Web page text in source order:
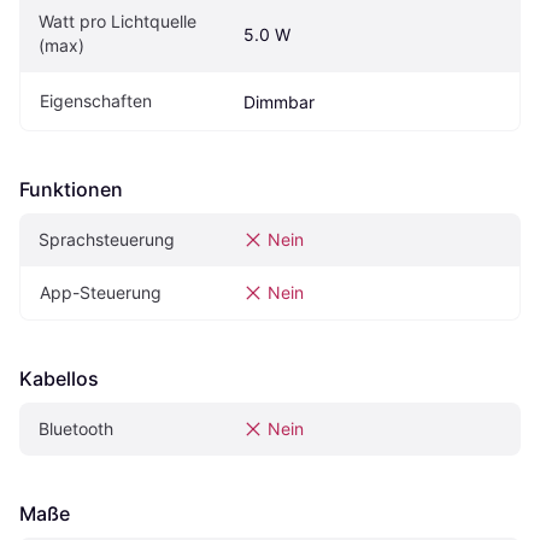
Watt pro Lichtquelle
(max)
5.0 W
Eigenschaften Dimmbar
Funktionen
Sprachsteuerung Nein
App-Steuerung Nein
Kabellos
Bluetooth Nein
Maße